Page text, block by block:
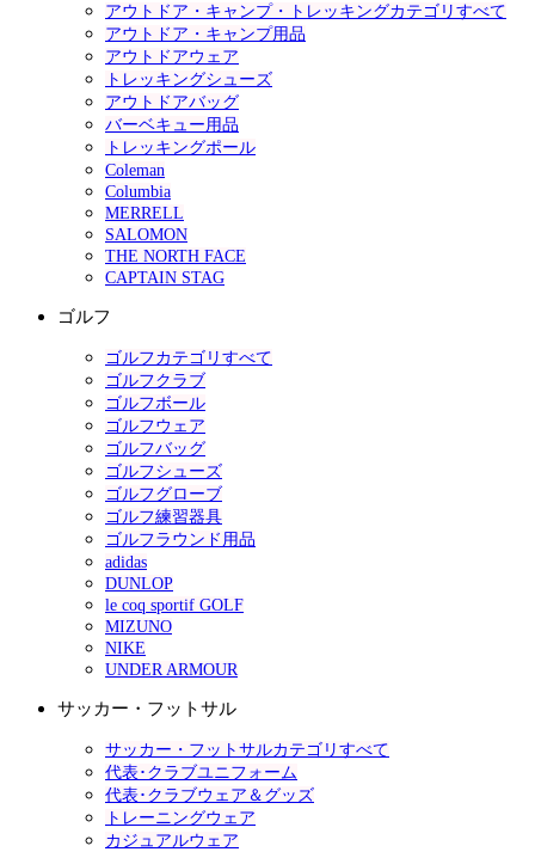
アウトドア・キャンプ・トレッキングカテゴリすべて
アウトドア・キャンプ用品
アウトドアウェア
トレッキングシューズ
アウトドアバッグ
バーベキュー用品
トレッキングポール
Coleman
Columbia
MERRELL
SALOMON
THE NORTH FACE
CAPTAIN STAG
ゴルフ
ゴルフカテゴリすべて
ゴルフクラブ
ゴルフボール
ゴルフウェア
ゴルフバッグ
ゴルフシューズ
ゴルフグローブ
ゴルフ練習器具
ゴルフラウンド用品
adidas
DUNLOP
le coq sportif GOLF
MIZUNO
NIKE
UNDER ARMOUR
サッカー・フットサル
サッカー・フットサルカテゴリすべて
代表･クラブユニフォーム
代表･クラブウェア＆グッズ
トレーニングウェア
カジュアルウェア